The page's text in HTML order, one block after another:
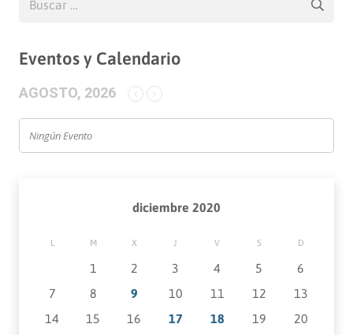
Eventos y Calendario
AGOSTO, 2026
Ningún Evento
diciembre 2020
L M X J V S D
1 2 3 4 5
6
7
8 9 10 11 12
13
14
15 16 17 18 19
20